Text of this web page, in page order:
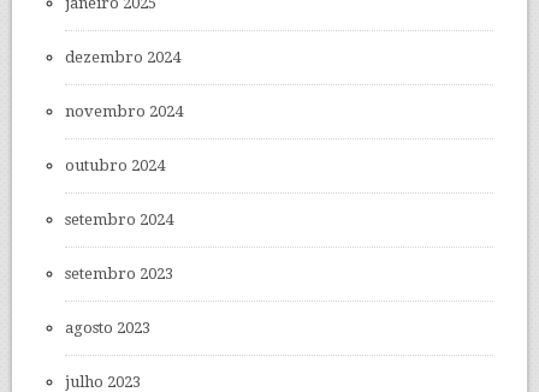
dezembro 2024
novembro 2024
outubro 2024
setembro 2024
setembro 2023
agosto 2023
julho 2023